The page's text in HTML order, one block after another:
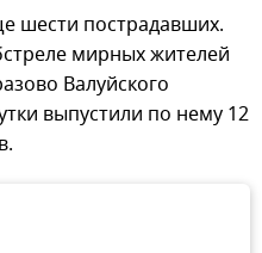
шести пострадавших.
мирных жителей
Валуйского
выпустили по нему 12